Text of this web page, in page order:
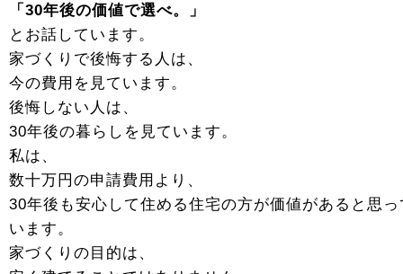
「30年後の価値で選べ。」
とお話しています。
家づくりで後悔する人は、
今の費用を見ています。
後悔しない人は、
30年後の暮らしを見ています。
私は、
数十万円の申請費用より、
30年後も安心して住める住宅の方が価値があると思っ
います。
家づくりの目的は、